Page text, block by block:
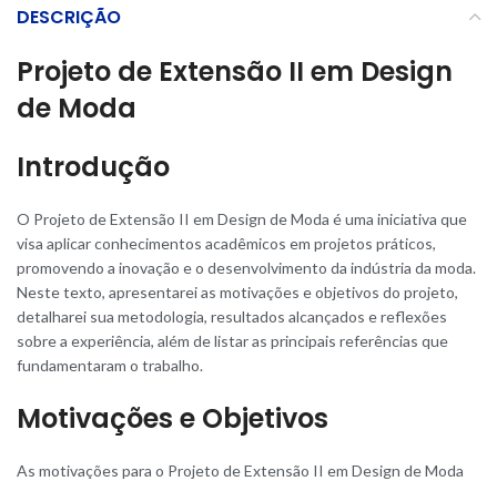
DESCRIÇÃO
Projeto de Extensão II em Design
de Moda
Introdução
O Projeto de Extensão II em Design de Moda é uma iniciativa que
visa aplicar conhecimentos acadêmicos em projetos práticos,
promovendo a inovação e o desenvolvimento da indústria da moda.
Neste texto, apresentarei as motivações e objetivos do projeto,
detalharei sua metodologia, resultados alcançados e reflexões
sobre a experiência, além de listar as principais referências que
fundamentaram o trabalho.
Motivações e Objetivos
As motivações para o Projeto de Extensão II em Design de Moda